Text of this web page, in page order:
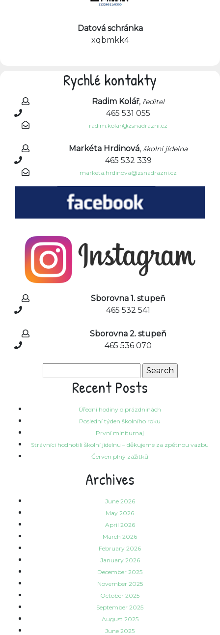
Datová schránka
xqbmkk4
Rychlé kontakty
Radim Kolář, ředitel
465 531 055
radim.kolar@zsnadrazni.cz
Markéta Hrdinová,školní jídelna
465 532 339
marketa.hrdinova@zsnadrazni.cz
Sborovna 1. stupeň
465 532 541
Sborovna 2. stupeň
465 536 070
for:
Recent Posts
Úřední hodiny o prázdninách
Poslední týden školního roku
První miniturnaj
Strávníci hodnotili školní jídelnu – děkujeme za zpětnou vazbu
Červen plný zážitků
Archives
June 2026
May 2026
April 2026
March 2026
February 2026
January 2026
December 2025
November 2025
October 2025
September 2025
August 2025
June 2025